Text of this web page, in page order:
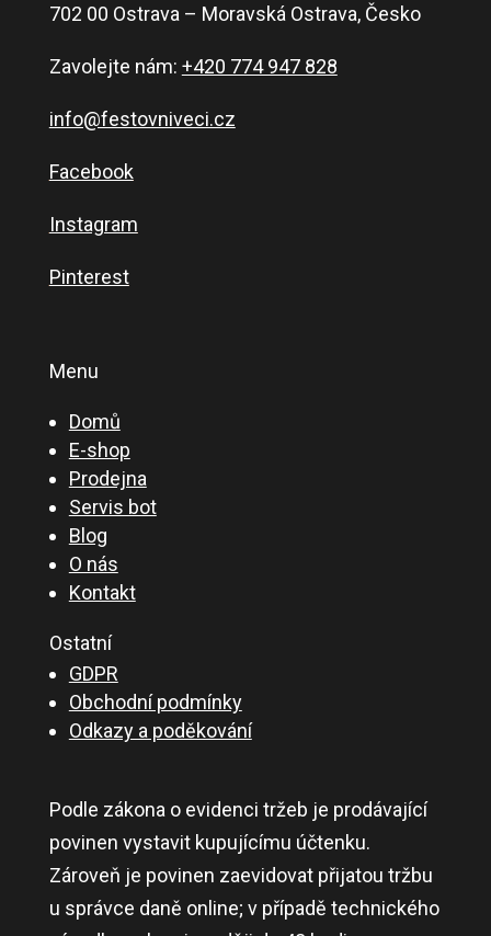
702 00 Ostrava – Moravská Ostrava, Česko
Zavolejte nám: +420 774 947 828
info@festovniveci.cz
Facebook
Instagram
Pinterest
Menu
Domů
E-shop
Prodejna
Servis bot
Blog
O nás
Kontakt
Ostatní
GDPR
Obchodní podmínky
Odkazy a poděkování
Podle zákona o evidenci tržeb je prodávající
povinen vystavit kupujícímu účtenku.
Zároveň je povinen zaevidovat přijatou tržbu
u správce daně online; v případě technického